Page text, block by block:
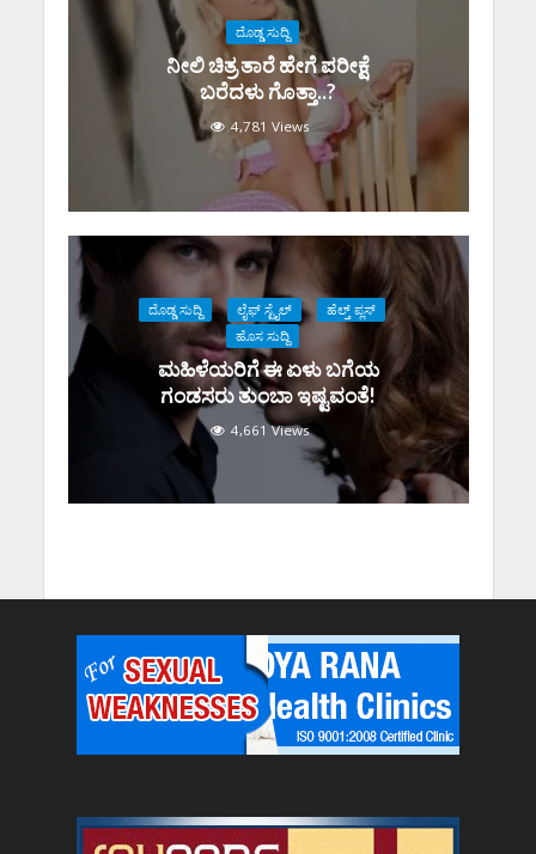
ದೊಡ್ಡ ಸುದ್ದಿ
ನೀಲಿ ಚಿತ್ರ ತಾರೆ ಹೇಗೆ ಪರೀಕ್ಷೆ
ಬರೆದಳು ಗೊತ್ತಾ..?
4,781 Views
ದೊಡ್ಡ ಸುದ್ದಿ ಲೈಫ್ ಸ್ಟೈಲ್
ಹೆಲ್ತ್ ಪ್ಲಸ್
ಹೊಸ ಸುದ್ದಿ
ಮಹಿಳೆಯರಿಗೆ ಈ ಏಳು ಬಗೆಯ
ಗಂಡಸರು ತುಂಬಾ ಇಷ್ಟವಂತೆ!
4,661 Views